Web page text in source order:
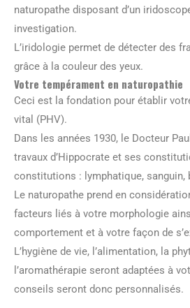
naturopathe disposant d’un
investigation.
L’iridologie permet de détecter des
grâce à la couleur des yeux.
Votre tempérament en naturopathie
Ceci est la fondation pour établir
vital (PHV).
Dans les années 1930, le Docteur
travaux d’Hippocrate et ses
constitutions : lymphatique, sanguin,
Le naturopathe prend en
facteurs liés à votre morphologie
comportement et à votre façon de
L’hygiène de vie, l’alimentation, la
l’aromathérapie seront adaptées à
conseils seront donc personnalisés.